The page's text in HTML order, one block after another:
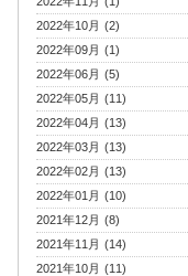
2022年10月 (2)
2022年09月 (1)
2022年06月 (5)
2022年05月 (11)
2022年04月 (13)
2022年03月 (13)
2022年02月 (13)
2022年01月 (10)
2021年12月 (8)
2021年11月 (14)
2021年10月 (11)